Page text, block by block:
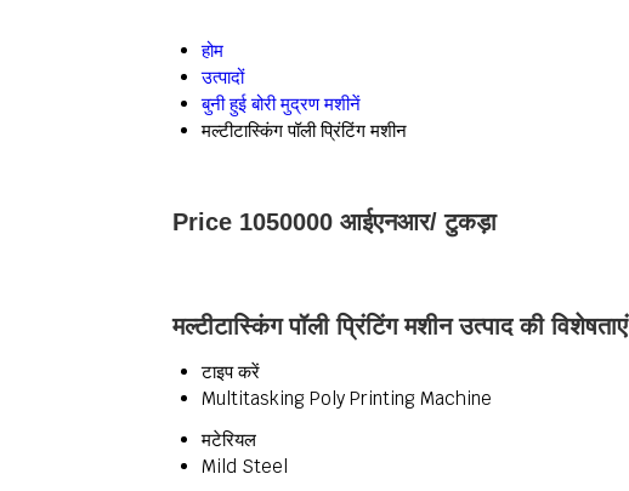
होम
उत्पादों
बुनी हुई बोरी मुद्रण मशीनें
मल्टीटास्किंग पॉली प्रिंटिंग मशीन
Price 1050000 आईएनआर/ टुकड़ा
मल्टीटास्किंग पॉली प्रिंटिंग मशीन उत्पाद की विशेषताएं
टाइप करें
Multitasking Poly Printing Machine
मटेरियल
Mild Steel